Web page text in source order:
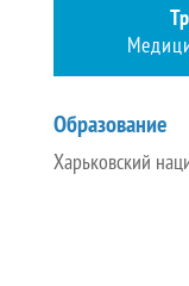
Образование
Харьковский